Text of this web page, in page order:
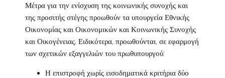
Μέτρα για την ενίσχυση της κοινωνικής συνοχής και
της προσιτής στέγης προωθούν τα υπουργεία Εθνικής
Οικονομίας και Οικονομικών και Κοινωνικής Συνοχής
και Οικογένειας. Ειδικότερα, προωθούνται, σε εφαρμογή
των σχετικών εξαγγελιών του πρωθυπουργού:
Η επιστροφή χωρίς εισοδηματικά κριτήρια δύο